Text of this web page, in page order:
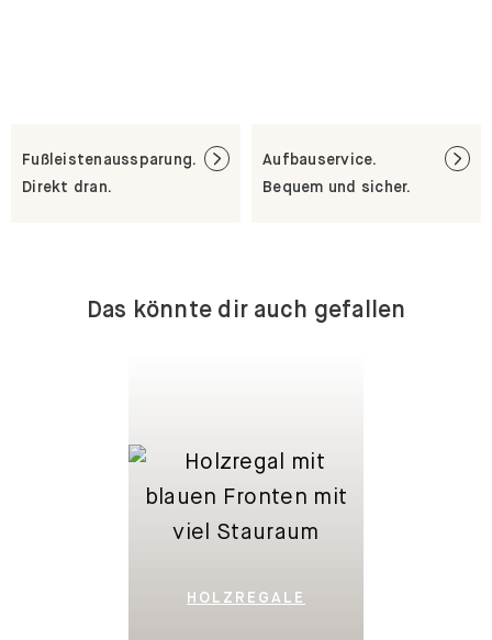
Fußleistenaussparung.
Direkt dran.
Aufbauservice.
Bequem und sicher.
Das könnte dir auch gefallen
HOLZREGALE